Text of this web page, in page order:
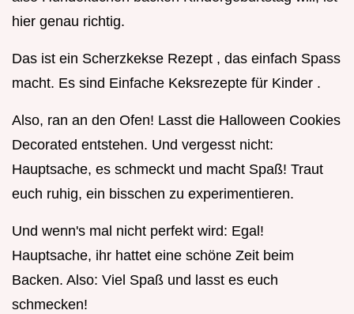
hier genau richtig.
Das ist ein Scherzkekse Rezept , das einfach Spass
macht. Es sind Einfache Keksrezepte für Kinder .
Also, ran an den Ofen! Lasst die Halloween Cookies
Decorated entstehen. Und vergesst nicht:
Hauptsache, es schmeckt und macht Spaß! Traut
euch ruhig, ein bisschen zu experimentieren.
Und wenn's mal nicht perfekt wird: Egal!
Hauptsache, ihr hattet eine schöne Zeit beim
Backen. Also: Viel Spaß und lasst es euch
schmecken!